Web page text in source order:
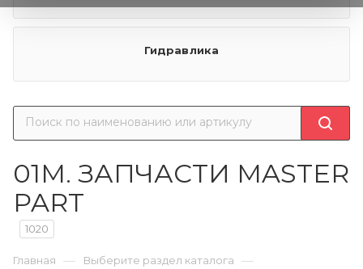
Гидравлика
01М. ЗАПЧАСТИ MASTER
PART
1020
Главная — Выберите раздел каталога —